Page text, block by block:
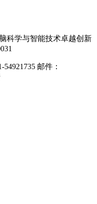
科学与智能技术卓越创新
邮件：